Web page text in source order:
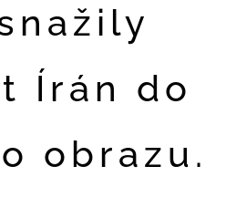
Írán do
obrazu.